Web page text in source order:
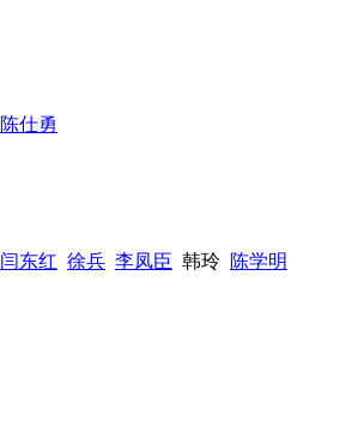
陈仕勇
闫东红 徐兵 李凤臣 韩玲 陈学明